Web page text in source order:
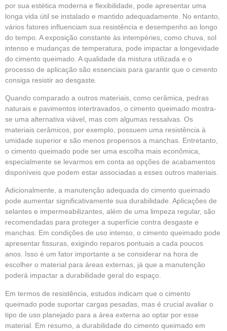
por sua estética moderna e flexibilidade, pode apresentar uma
longa vida útil se instalado e mantido adequadamente. No entanto,
vários fatores influenciam sua resistência e desempenho ao longo
do tempo. A exposição constante às intempéries, como chuva, sol
intenso e mudanças de temperatura, pode impactar a longevidade
do cimento queimado. A qualidade da mistura utilizada e o
processo de aplicação são essenciais para garantir que o cimento
consiga resistir ao desgaste.
Quando comparado a outros materiais, como cerâmica, pedras
naturais e pavimentos intertravados, o cimento queimado mostra-
se uma alternativa viável, mas com algumas ressalvas. Os
materiais cerâmicos, por exemplo, possuem uma resistência à
umidade superior e são menos propensos a manchas. Entretanto,
o cimento queimado pode ser uma escolha mais econômica,
especialmente se levarmos em conta as opções de acabamentos
disponíveis que podem estar associadas a esses outros materiais.
Adicionalmente, a manutenção adequada do cimento queimado
pode aumentar significativamente sua durabilidade. Aplicações de
selantes e impermeabilizantes, além de uma limpeza regular, são
recomendadas para proteger a superfície contra desgaste e
manchas. Em condições de uso intenso, o cimento queimado pode
apresentar fissuras, exigindo reparos pontuais a cada poucos
anos. Isso é um fator importante a se considerar na hora de
escolher o material para áreas externas, já que a manutenção
poderá impactar a durabilidade geral do espaço.
Em termos de resistência, estudos indicam que o cimento
queimado pode suportar cargas pesadas, mas é crucial avaliar o
tipo de uso planejado para a área externa ao optar por esse
material. Em resumo, a durabilidade do cimento queimado em